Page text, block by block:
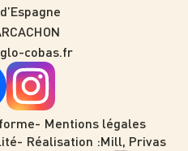
cobas.fr
Mentions légales
Réalisation :Mill, Privas